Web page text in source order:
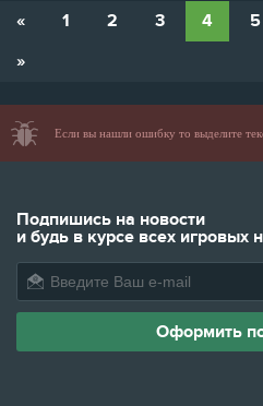
« 1 2 3 4 5
»
Если вы нашли ошибку то выделите
Подпишись на новости
и будь в курсе всех игровых